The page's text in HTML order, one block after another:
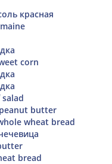
красная
corn
salad
butter
wheat bread
bread